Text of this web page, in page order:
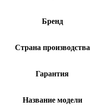
Бренд
Страна производства
Гарантия
Название модели